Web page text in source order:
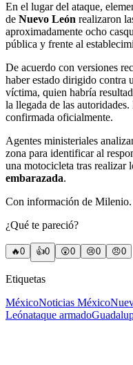
En el lugar del ataque,
de Nuevo León realizaron
aproximadamente ocho
pública y frente al
De acuerdo con versiones
haber estado dirigido contra
víctima, quien habría
la llegada de las
confirmada oficialmente.
Agentes ministeriales
zona para identificar al
una motocicleta tras realizar
embarazada.
Con información de Milenio.
¿Qué te pareció?
🔥0 👍0 😲0 😢0 😠0
Etiquetas
MéxicoNoticias México
Leónataque armado